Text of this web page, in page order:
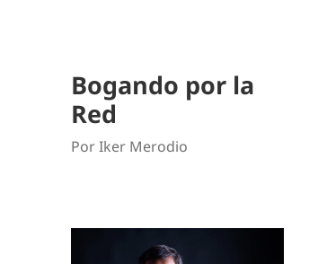
Bogando por la
Red
Por Iker Merodio